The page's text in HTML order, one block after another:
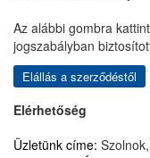
Az alábbi gombra
jogszabályban
Elállás a szerződéstől
Elérhetőség
Üzletünk címe: